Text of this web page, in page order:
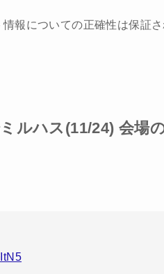
報についての正確性は保証
ルハス(11/24) 会場